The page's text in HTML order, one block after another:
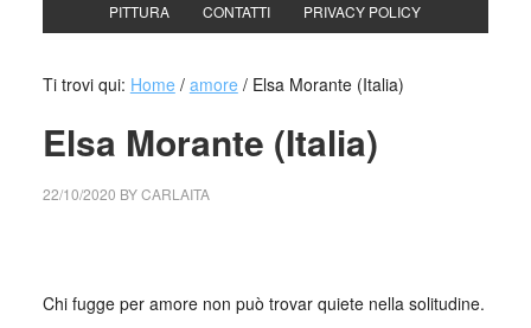
PITTURA CONTATTI PRIVACY POLICY
Ti trovi qui: Home / amore /Elsa Morante (Italia)
Elsa Morante (Italia)
22/10/2020 BYCARLAITA
Chi fugge per amore non può trovar quiete nella solitudine.